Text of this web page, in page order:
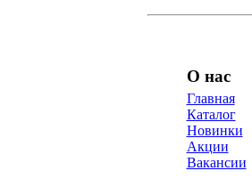
О нас
Главная
Каталог
Новинки
Акции
Вакансии